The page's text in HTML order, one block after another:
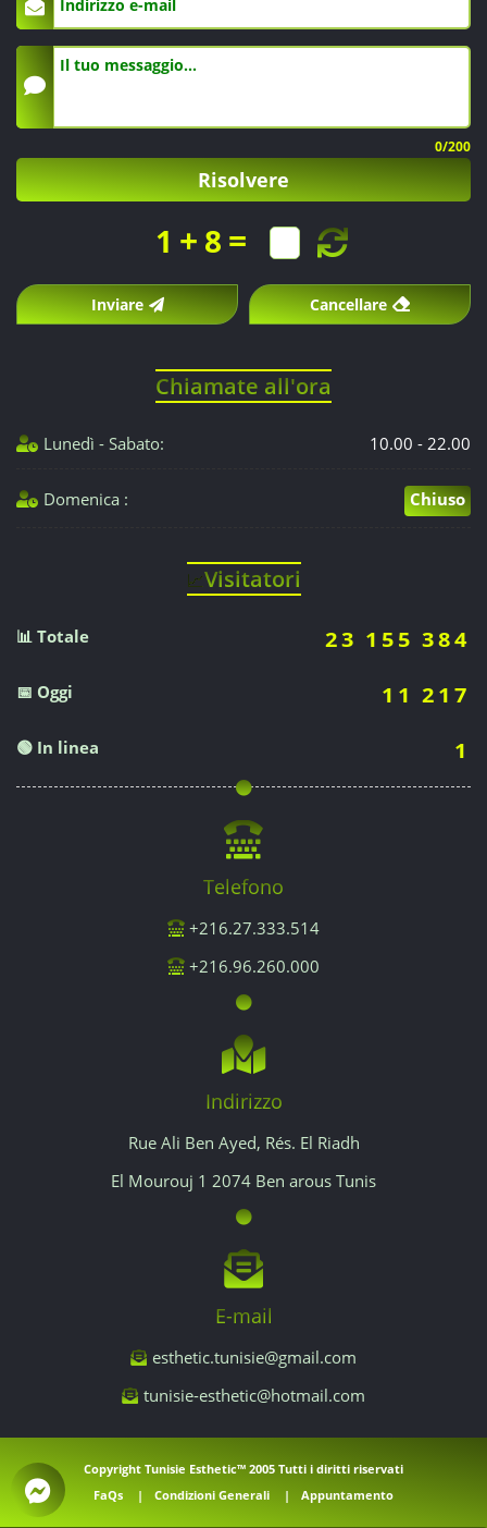
0/200
Risolvere
1 + 8 =
Inviare Cancellare
Chiamate all'ora
Lunedì - Sabato: 10.00 - 22.00
Domenica : Chiuso
📈Visitatori
📊 Totale 23 155 384
📅 Oggi 11 217
🟢 In linea 1
Telefono
+216.27.333.514
+216.96.260.000
Indirizzo
Rue Ali Ben Ayed, Rés. El Riadh
El Mourouj 1 2074 Ben arous Tunis
E-mail
esthetic.tunisie@gmail.com
tunisie-esthetic@hotmail.com
Copyright Tunisie Esthetic™ 2005 Tutti i diritti riservati
FaQs
| Condizioni Generali | Appuntamento